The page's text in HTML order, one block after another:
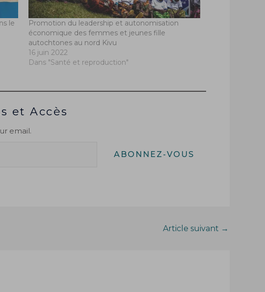
le
Promotion du leadership et autonomisation
économique des femmes et jeunes fille
autochtones au nord Kivu
16 juin 2022
Dans "Santé et reproduction"
et Accès
email.
ABONNEZ-VOUS
Article suivant →